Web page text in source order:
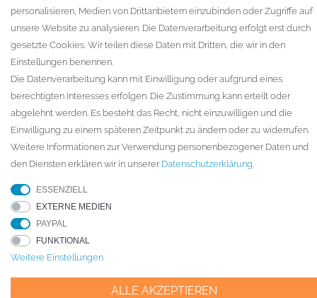
KAUFVERTRAG WIDERRUFEN
UNTERNEHMEN
Datenschutzerklärung
Impressum
* Für Lieferungen nach Deutschland. Die Lieferzeiten für andere
Länder und die Informationen zur Berechnung des Liefertermins finden
Sie hier Versandarten & -kosten
personalisieren, Medien von Drittanbietern einzubinden oder Zugriffe auf
unsere Website zu analysieren. Die Datenverarbeitung erfolgt erst durch
gesetzte Cookies. Wir teilen diese Daten mit Dritten, die wir in den
Einstellungen benennen.
Die Datenverarbeitung kann mit Einwilligung oder aufgrund eines
berechtigten Interesses erfolgen. Die Zustimmung kann erteilt oder
abgelehnt werden. Es besteht das Recht, nicht einzuwilligen und die
Einwilligung zu einem späteren Zeitpunkt zu ändern oder zu widerrufen.
Weitere Informationen zur Verwendung personenbezogener Daten und
den Diensten erklären wir in unserer Daten­schutz­erklärung.
ESSENZIELL
EXTERNE MEDIEN
PAYPAL
FUNKTIONAL
Weitere Einstellungen
ALLE AKZEPTIEREN